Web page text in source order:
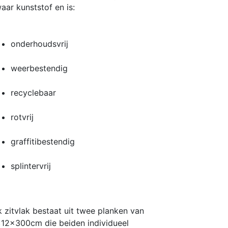
kunststof en is:
onderhoudsvrij
weerbestendig
recyclebaar
rotvrij
graffitibestendig
splintervrij
zitvlak bestaat uit twee planken van
die beiden individueel